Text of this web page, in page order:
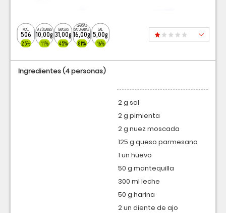
KCAL
506
25%
AZÚCARES
10,00g
11%
GRASAS
31,00g
45%
GRASAS
SATURADAS
16,00g
81%
SAL
5,00g
16%
Ingredientes(4 personas)
2 g sal
2 g pimienta
2 g nuez moscada
125 g queso parmesano
1 un huevo
50 g mantequilla
300 ml leche
50 g harina
2 un diente de ajo